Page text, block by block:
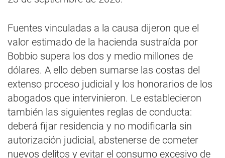
Fuentes vinculadas a la causa dijeron que el
valor estimado de la hacienda sustraída por
Bobbio supera los dos y medio millones de
dólares. A ello deben sumarse las costas del
extenso proceso judicial y los honorarios de los
abogados que intervinieron. Le establecieron
también las siguientes reglas de conducta:
deberá fijar residencia y no modificarla sin
autorización judicial, abstenerse de cometer
nuevos delitos y evitar el consumo excesivo de